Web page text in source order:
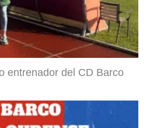
entrenador del CD Barco